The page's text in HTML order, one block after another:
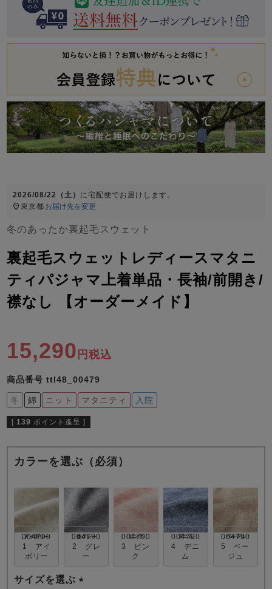
春 夏 秋
ボーイズパジャマ
売れ筋ランキング
新着商品
すべての季節のパジャマ一覧はこちら
すべての生地一覧はこちら
作務衣
羽織・バスロ
ーブ
ズボン単品
ズ
パジャマ
き
り
単品
ン単品
単品
ン単品
売れ筋ランキング
- Item Ranking -
2026/08/22（土） に宅配便 でお届けします。
東京都 お届け先を変更
冬のあったか裏起毛スウェット
裏起毛スウェットレディースマタニ
ティパジャマ上着単品・長袖/前開き/
襟なし 【オーダーメイド】
15,290 税込
商品番号 ttl48_00479
冬 綿 ニット マタニティ 入院
[ 139 ポイント進呈 ]
カラーを選ぶ（必須）
004790
1 アイ
ボリー
004790
2 グレ
ー
004790
3 ピン
ク
004790
4 デニ
ム
004790
5 ベー
ジュ
サイズを選ぶ